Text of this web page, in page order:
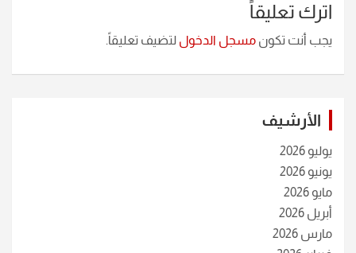
اترك تعليقاً
يجب أنت تكون مسجل الدخول لتضيف تعليقاً.
الأرشيف
يوليو 2026
يونيو 2026
مايو 2026
أبريل 2026
مارس 2026